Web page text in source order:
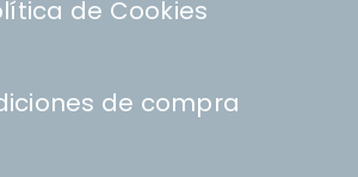
de Cookies
de compra